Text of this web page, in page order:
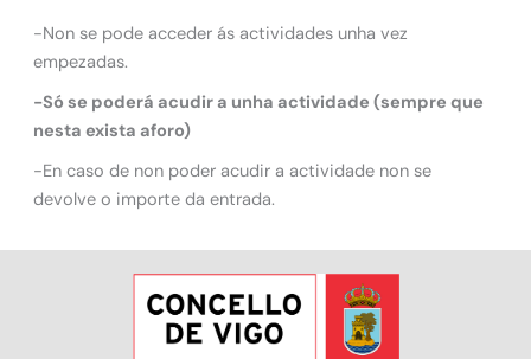
-Non se pode acceder ás actividades unha vez
empezadas.
-Só se poderá acudir a unha actividade (sempre que
nesta exista aforo)
-En caso de non poder acudir a actividade non se
devolve o importe da entrada.